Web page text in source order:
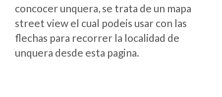
concocer unquera, se trata de un mapa
street view el cual podeis usar con las
flechas para recorrer la localidad de
unquera desde esta pagina.